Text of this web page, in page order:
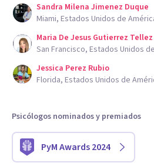
Sandra Milena Jimenez Duque
Miami, Estados Unidos de
Maria De Jesus Gutierrez Tellez
San Francisco, Estados Unidos
Jessica Perez Rubio
Florida, Estados Unidos de
Psicólogos nominados y premiados
PyM Awards 2024